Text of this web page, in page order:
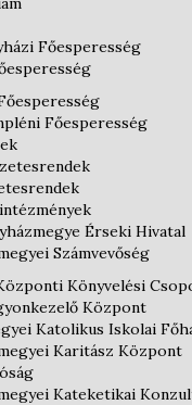
Főesperesség
Főesperesség
Érseki Hivatal
Számvevőség
Könyvelési
Központ
Katolikus Iskolai
Karitász Központ
Kateketikai